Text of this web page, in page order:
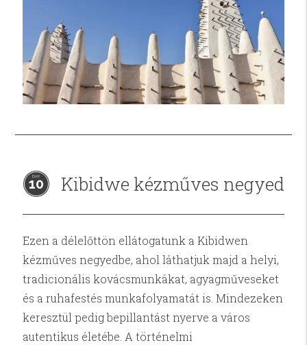
10 Kibidwe kézműves negyed
Ezen a délelőttön ellátogatunk a Kibidwen
kézműves negyedbe, ahol láthatjuk majd a helyi,
tradicionális kovácsmunkákat, agyagműveseket
és a ruhafestés munkafolyamatát is. Mindezeken
keresztül pedig bepillantást nyerve a város
autentikus életébe. A történelmi